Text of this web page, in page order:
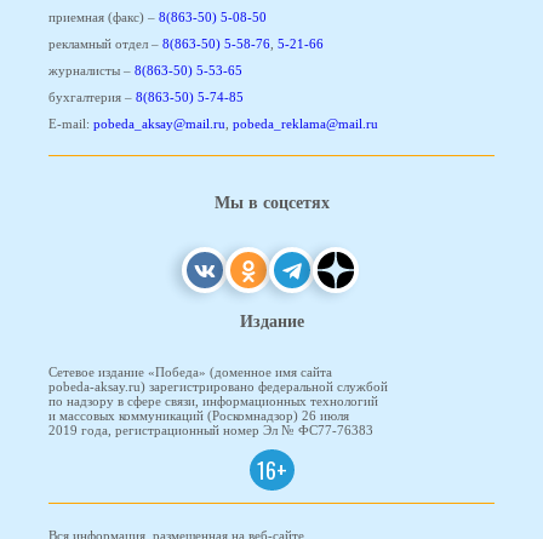
приемная (факс) – 8(863-50) 5-08-50
рекламный отдел – 8(863-50) 5-58-76, 5-21-66
журналисты – 8(863-50) 5-53-65
бухгалтерия – 8(863-50) 5-74-85
E-mail: pobeda_aksay@mail.ru, pobeda_reklama@mail.ru
Мы в соцсетях
Издание
Сетевое издание «Победа» (доменное имя сайта
pobeda-aksay.ru) зарегистрировано федеральной службой
по надзору в сфере связи, информационных технологий
и массовых коммуникаций (Роскомнадзор) 26 июля
2019 года, регистрационный номер Эл № ФС77-76383
16+
Вся информация, размещенная на веб-сайте